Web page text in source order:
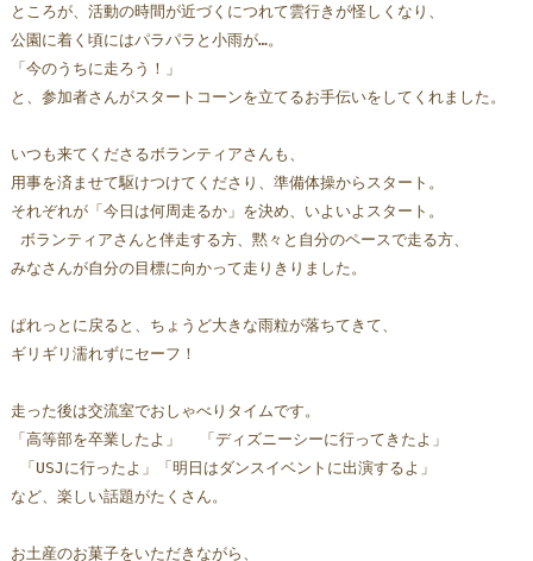
ところが、活動の時間が近づくにつれて雲行きが怪しくなり、
公園に着く頃にはパラパラと小雨が…。
「今のうちに走ろう！」
と、参加者さんがスタートコーンを立てるお手伝いをしてくれました。
いつも来てくださるボランティアさんも、
用事を済ませて駆けつけてくださり、準備体操からスタート。
それぞれが「今日は何周走るか」を決め、いよいよスタート。
ボランティアさんと伴走する方、黙々と自分のペースで走る方、
みなさんが自分の目標に向かって走りきりました。
ぱれっとに戻ると、ちょうど大きな雨粒が落ちてきて、
ギリギリ濡れずにセーフ！
走った後は交流室でおしゃべりタイムです。
「高等部を卒業したよ」  「ディズニーシーに行ってきたよ」
「USJに行ったよ」「明日はダンスイベントに出演するよ」
など、楽しい話題がたくさん。
お土産のお菓子をいただきながら、